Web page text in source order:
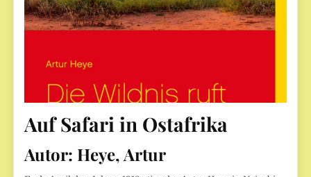
Auf Safari in Ostafrika
Autor: Heye, Artur